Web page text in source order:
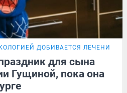
ДОБИВАЕТСЯ ЛЕЧЕНИЯ
для сына
Гущиной, пока она